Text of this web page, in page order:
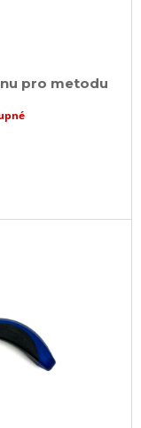
pro metodu